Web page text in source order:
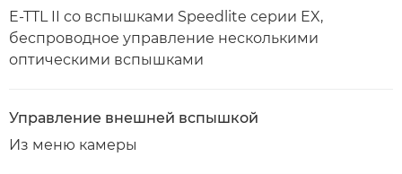
E-TTL II со вспышками Speedlite серии EX,
беспроводное управление несколькими
оптическими вспышками
Управление внешней вспышкой
Из меню камеры